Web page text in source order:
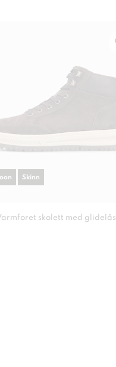
Varmforet skolett med glidelås
Skinn